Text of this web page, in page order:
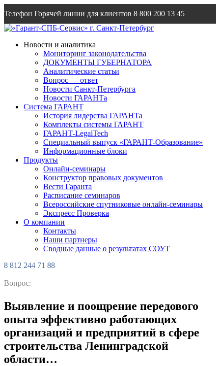
Телефон Горячей линии для клиентов 8 800 200 13 45
Emailinfo@garantsp.ru
Новости и аналитика
Мониторинг законодательства
ДОКУМЕНТЫ ГУБЕРНАТОРА
Аналитические статьи
Вопрос — ответ
Новости Санкт-Петербурга
Новости ГАРАНТа
Система ГАРАНТ
История лидерства ГАРАНТа
Комплекты системы ГАРАНТ
ГАРАНТ-LegalTech
Специальный выпуск «ГАРАНТ-Образование»
Информационные блоки
Продукты
Онлайн-семинары
Конструктор правовых документов
Вести Гаранта
Расписание семинаров
Всероссийские спутниковые онлайн-семинары
Экспресс Проверка
О компании
Контакты
Наши партнеры
Сводные данные о результатах СОУТ
8 812 244 71 88
Вопрос:
Выявление и поощрение передового
опыта эффективно работающих
организаций и предприятий в сфере
строительства Ленинградской
области…